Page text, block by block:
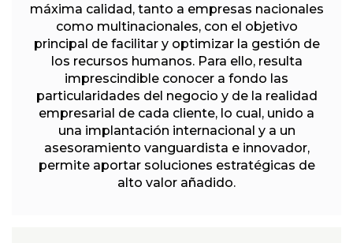
máxima calidad, tanto a empresas nacionales
como multinacionales, con el objetivo
principal de facilitar y optimizar la gestión de
los recursos humanos. Para ello, resulta
imprescindible conocer a fondo las
particularidades del negocio y de la realidad
empresarial de cada cliente, lo cual, unido a
una implantación internacional y a un
asesoramiento vanguardista e innovador,
permite aportar soluciones estratégicas de
alto valor añadido.